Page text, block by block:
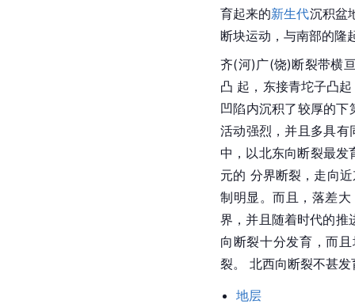
育起来的新生代沉积盆
断块运动，与南部的隆
齐(河)广(饶)断裂带横
凸 起，东接青坨子凸
凹陷内沉积了较厚的
活动强烈，并且多具
中，以北东向断裂最发
元的 分界断裂，走向
制明显。而且，落差
界，并且随着时代的推
向断裂十分发育，而
裂。 北西向断裂不甚
地层